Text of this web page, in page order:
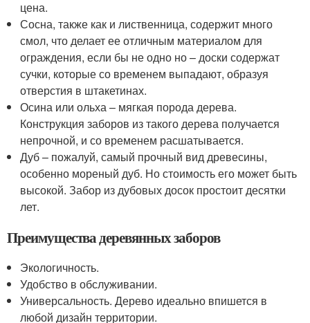
цена.
Сосна, также как и лиственница, содержит много
смол, что делает ее отличным материалом для
ограждения, если бы не одно но – доски содержат
сучки, которые со временем выпадают, образуя
отверстия в штакетинах.
Осина или ольха – мягкая порода дерева.
Конструкция заборов из такого дерева получается
непрочной, и со временем расшатывается.
Дуб – пожалуй, самый прочный вид древесины,
особенно мореный дуб. Но стоимость его может быть
высокой. Забор из дубовых досок простоит десятки
лет.
Преимущества деревянных заборов
Экологичность.
Удобство в обслуживании.
Универсальность. Дерево идеально впишется в
любой дизайн территории.